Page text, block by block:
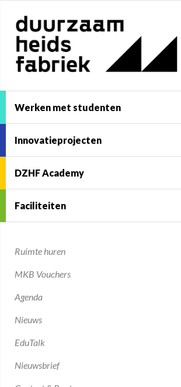
Werken met studenten
Innovatieprojecten
DZHF Academy
Faciliteiten
Ruimte huren
MKB Vouchers
Agenda
Nieuws
EduTalk
Nieuwsbrief